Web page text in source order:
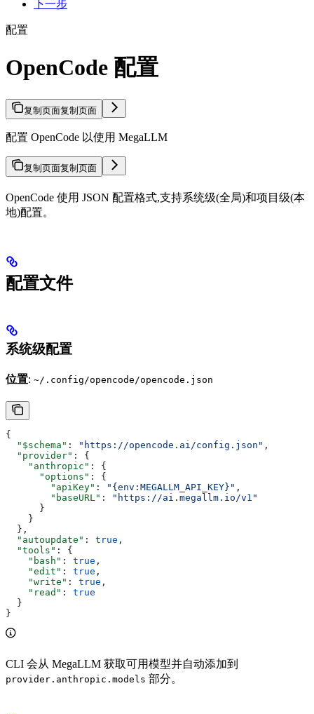
下一步
配置
OpenCode 配置
复制页面复制页面
配置 OpenCode 以使用 MegaLLM
复制页面复制页面
OpenCode 使用 JSON 配置格式,支持系统级(全局)和项目级(本
地)配置。
配置文件
系统级配置
位置: ~/.config/opencode/opencode.json
{
  "$schema"
: "https://opencode.ai/config.json" ,
  "provider"
: {
    "anthropic"
: {
      "options"
: {
        "apiKey"
: "{env:MEGALLM_API_KEY}" ,
        "baseURL"
:
"https://ai.megallm.io/v1"
      }
    }
  },
  "autoupdate"
: true ,
  "tools"
: {
    "bash"
: true ,
    "edit"
: true ,
    "write"
: true ,
    "read"
: true
  }
}
CLI 会从 MegaLLM 获取可用模型并自动添加到
provider.anthropic.models 部分。